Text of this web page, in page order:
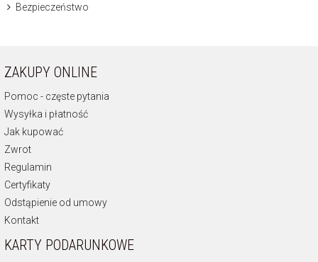
Bezpieczeństwo
ZAKUPY ONLINE
Pomoc - częste pytania
Wysyłka i płatność
Jak kupować
Zwrot
Regulamin
Certyfikaty
Odstąpienie od umowy
Kontakt
KARTY PODARUNKOWE